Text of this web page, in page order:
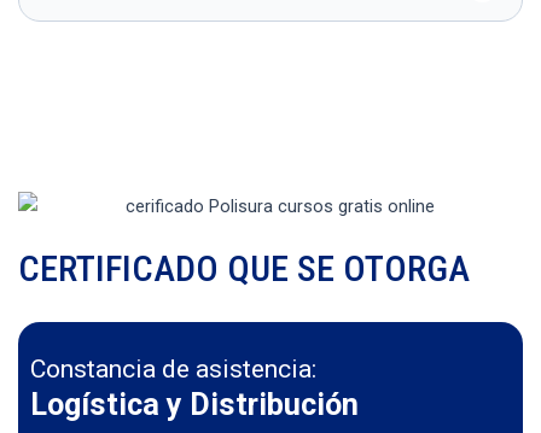
CERTIFICADO QUE SE OTORGA
Constancia de asistencia:
Logística y Distribución